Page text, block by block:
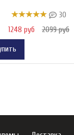
30
1248 руб
2099 руб